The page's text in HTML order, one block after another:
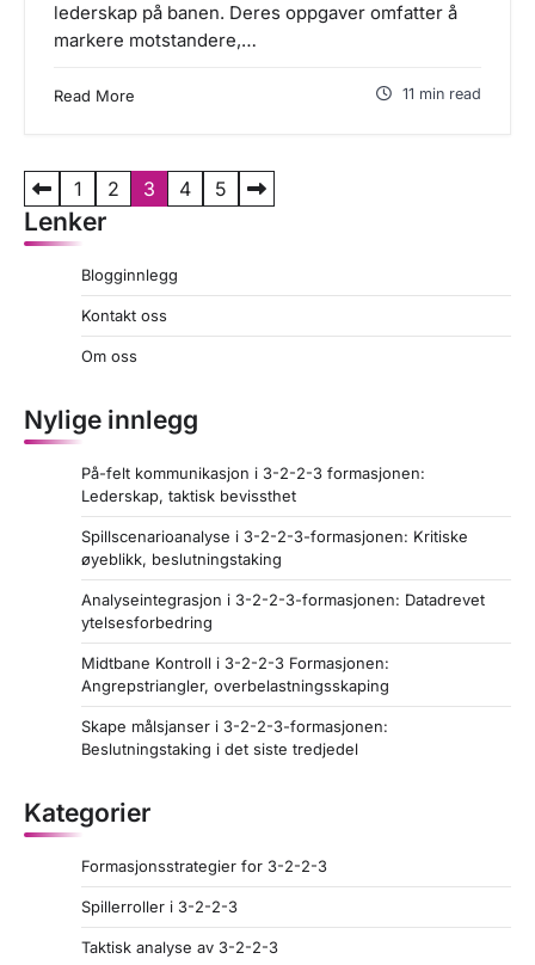
lederskap på banen. Deres oppgaver omfatter å
markere motstandere,…
Read More 11 min read
P
o
a
g
1 2 3 4 5
Lenker
Blogginnlegg
Kontakt oss
Om oss
Nylige innlegg
På-felt kommunikasjon i 3-2-2-3 formasjonen:
Lederskap, taktisk bevissthet
Spillscenarioanalyse i 3-2-2-3-formasjonen: Kritiske
øyeblikk, beslutningstaking
Analyseintegrasjon i 3-2-2-3-formasjonen: Datadrevet
ytelsesforbedring
Midtbane Kontroll i 3-2-2-3 Formasjonen:
Angrepstriangler, overbelastningsskaping
Skape målsjanser i 3-2-2-3-formasjonen:
Beslutningstaking i det siste tredjedel
Kategorier
Formasjonsstrategier for 3-2-2-3
Spillerroller i 3-2-2-3
Taktisk analyse av 3-2-2-3